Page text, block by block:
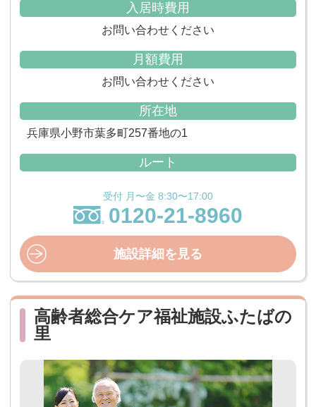
入居時費用
お問い合わせください
月額費用
お問い合わせください
所在地
兵庫県小野市葉多町257番地の1
ルート
受付 月〜金 8:30〜17:00
0120-21-8960
施設詳細を見る
高齢者総合ケア福祉施設ふたばの
里